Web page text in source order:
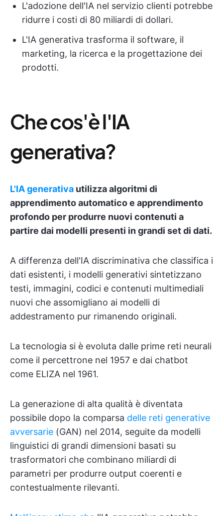
L'adozione dell'IA nel servizio clienti potrebbe
ridurre i costi di 80 miliardi di dollari.
L'IA generativa trasforma il software, il
marketing, la ricerca e la progettazione dei
prodotti.
Che cos'è l'IA
generativa?
L'IA generativa utilizza algoritmi di
apprendimento automatico e apprendimento
profondo per produrre nuovi contenuti a
partire dai modelli presenti in grandi set di dati.
A differenza dell'IA discriminativa che classifica i
dati esistenti, i modelli generativi sintetizzano
testi, immagini, codici e contenuti multimediali
nuovi che assomigliano ai modelli di
addestramento pur rimanendo originali.
La tecnologia si è evoluta dalle prime reti neurali
come il percettrone nel 1957 e dai chatbot
come ELIZA nel 1961.
La generazione di alta qualità è diventata
possibile dopo la comparsa delle reti generative
avversarie (GAN) nel 2014, seguite da modelli
linguistici di grandi dimensioni basati su
trasformatori che combinano miliardi di
parametri per produrre output coerenti e
contestualmente rilevanti.